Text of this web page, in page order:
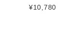
¥10,780